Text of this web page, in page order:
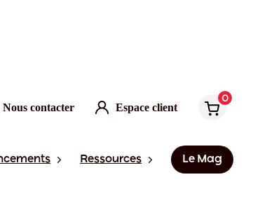
Nous contacter Espace client
0
Ressources Le Mag